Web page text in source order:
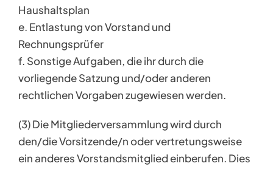
Haushaltsplan
e. Entlastung von Vorstand und
Rechnungsprüfer
f. Sonstige Aufgaben, die ihr durch die
vorliegende Satzung und/oder anderen
rechtlichen Vorgaben zugewiesen werden.
(3) Die Mitgliederversammlung wird durch
den/die Vorsitzende/n oder vertretungsweise
ein anderes Vorstandsmitglied einberufen. Dies